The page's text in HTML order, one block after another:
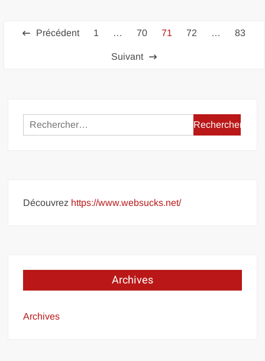
Pagination
Précédent 1 … 70 71 72 … 83
Suivant
Rechercher :
Découvrez https://www.websucks.net/
Archives
Archives